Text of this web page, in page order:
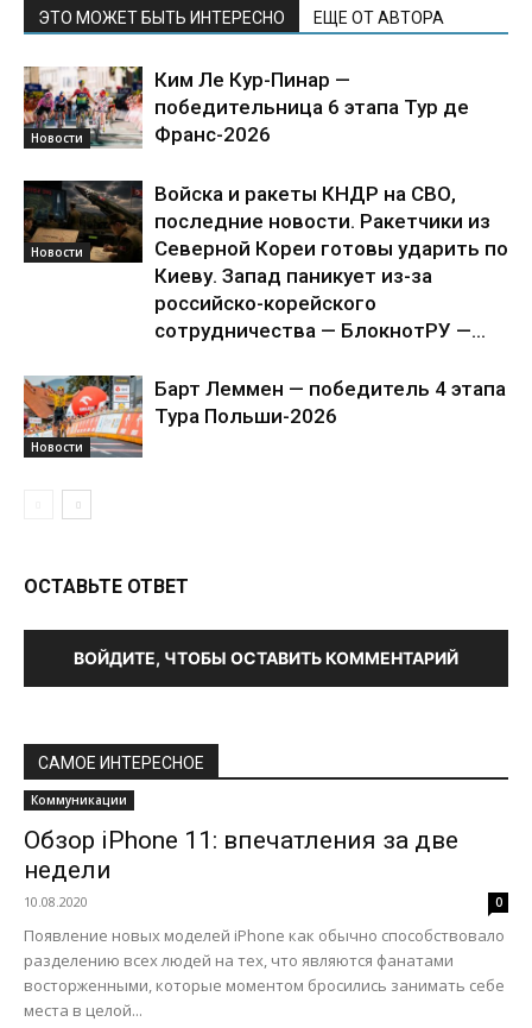
ЭТО МОЖЕТ БЫТЬ ИНТЕРЕСНО ЕЩЕ ОТ АВТОРА
Новости
Ким Ле Кур-Пинар —
победительница 6 этапа Тур де
Франс-2026
Новости
Войска и ракеты КНДР на СВО,
последние новости. Ракетчики из
Северной Кореи готовы ударить по
Киеву. Запад паникует из-за
российско-корейского
сотрудничества — БлокнотРУ —...
Новости
Барт Леммен — победитель 4 этапа
Тура Польши-2026
ОСТАВЬТЕ ОТВЕТ
ВОЙДИТЕ, ЧТОБЫ ОСТАВИТЬ КОММЕНТАРИЙ
САМОЕ ИНТЕРЕСНОЕ
Коммуникации
Обзор iPhone 11: впечатления за две
недели
10.08.2020 0
Появление новых моделей iPhone как обычно способствовало
разделению всех людей на тех, что являются фанатами
восторженными, которые моментом бросились занимать себе
места в целой...